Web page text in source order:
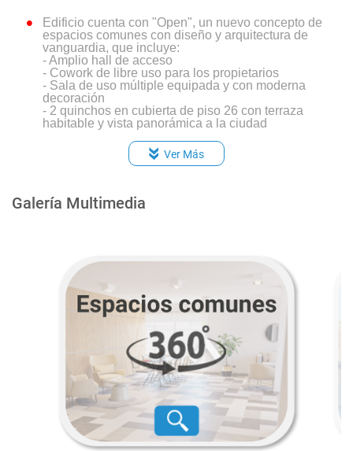
Edificio cuenta con "Open", un nuevo concepto de
espacios comunes con diseño y arquitectura de
vanguardia, que incluye:
- Amplio hall de acceso
- Cowork de libre uso para los propietarios
- Sala de uso múltiple equipada y con moderna
decoración
- 2 quinchos en cubierta de piso 26 con terraza
habitable y vista panorámica a la ciudad
Gimnasio equipado
Sala de lavado y secado equipada
Bicicleteros
Portón vehicular automático
Alarmas en puertas y ventanas hasta el piso 3
Citofonía inalámbrica que conecta en tiempo real
a conserjería y residentes a través de app móvil
Control de acceso seguro y ágil, gestionado por
una app móvil
Equipo electrógeno de emergencia
Ver Más
Galería Multimedia